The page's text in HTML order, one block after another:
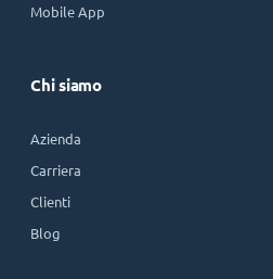
Mobile App
Chi siamo
Azienda
Carriera
Clienti
Blog